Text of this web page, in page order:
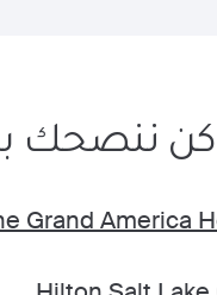
ننصحك
Grand America